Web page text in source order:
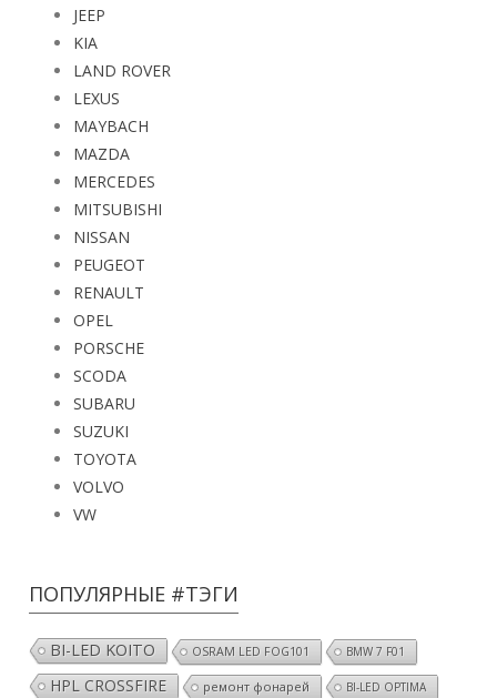
JEEP
KIA
LAND ROVER
LEXUS
MAYBACH
MAZDA
MERCEDES
MITSUBISHI
NISSAN
PEUGEOT
RENAULT
OPEL
PORSCHE
SCODA
SUBARU
SUZUKI
TOYOTA
VOLVO
VW
ПОПУЛЯРНЫЕ #ТЭГИ
BI-LED KOITO OSRAM LED FOG101 BMW 7 F01
HPL CROSSFIRE ремонт фонарей BI-LED OPTIMA